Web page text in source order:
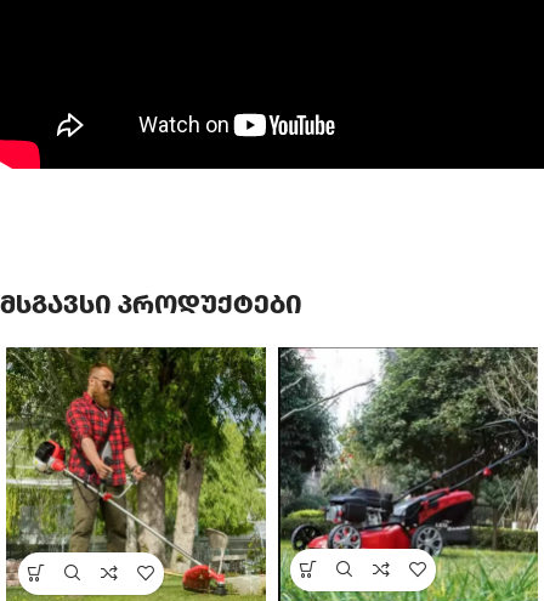
მსგავსი პროდუქტები